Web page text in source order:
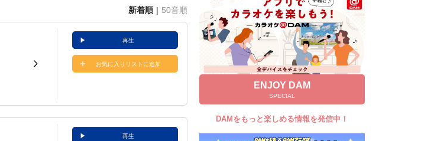
よくあるご質問
DAMの新曲・ランキングなど
カラオケ最新情報をチェック！
新着順 50音順
再生
お気に入りリストに追加
再生
ENJOY DAM
SPECIAL
DAMをもっと楽しめる情報を発信中！